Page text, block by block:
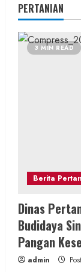
PERTANIAN
3 MIN READ
Berita
Dinas
Budidaya
Pangan
admin